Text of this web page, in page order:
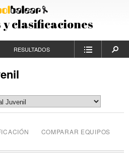
clasificaciones
RESULTADOS
COMPARAR EQUIPOS